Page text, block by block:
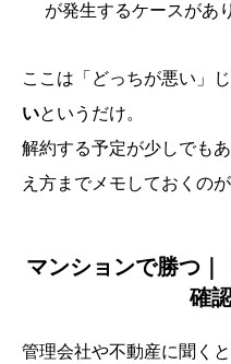
が発生するケースがあ
ここは「どっちが悪い」じ
いというだけ。
解約する予定が少しでも
え方までメモしておくの
マンションで勝つ｜
確
管理会社や不動産に聞く